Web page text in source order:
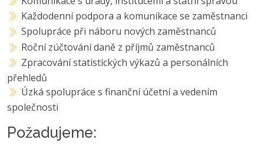
Každodenní podpora a komunikace se zaměstnanci
Spolupráce při náboru nových zaměstnanců
Roční zúčtování daně z příjmů zaměstnanců
Zpracování statistických výkazů a personálních
přehledů
Úzká spolupráce s finanční účetní a vedením
společnosti
Požadujeme: